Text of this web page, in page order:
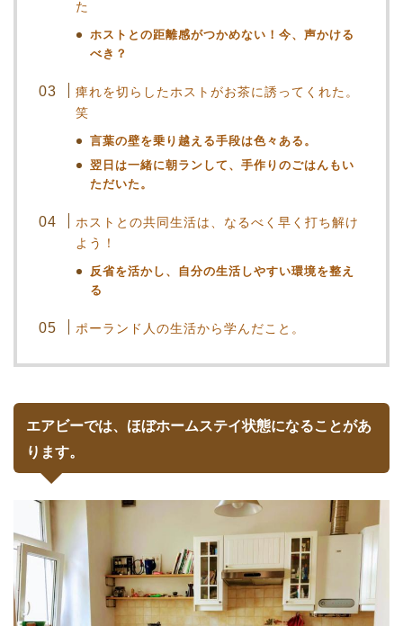
た
ホストとの距離感がつかめない！今、声かける
べき？
痺れを切らしたホストがお茶に誘ってくれた。
笑
言葉の壁を乗り越える手段は色々ある。
翌日は一緒に朝ランして、手作りのごはんもい
ただいた。
ホストとの共同生活は、なるべく早く打ち解け
よう！
反省を活かし、自分の生活しやすい環境を整え
る
ポーランド人の生活から学んだこと。
エアビーでは、ほぼホームステイ状態になることがあ
ります。